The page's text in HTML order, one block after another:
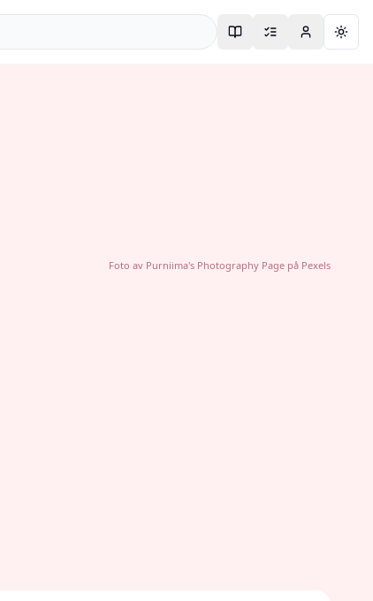
Foto av Purniima's Photography Pagepå Pexels